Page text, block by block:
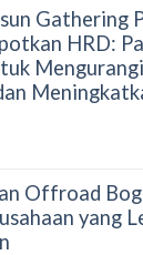
Gathering
HRD:
Offroad
yang